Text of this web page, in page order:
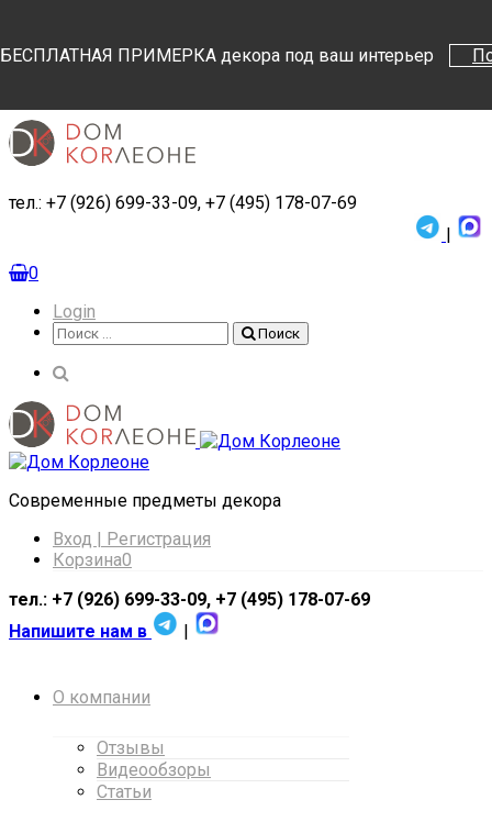
БЕСПЛАТНАЯ ПРИМЕРКА декора под ваш интерьер
тел.: +7 (926) 699-33-09, +7 (495) 178-07-69
|
0
Login
Поиск
Поиск
Cовременные предметы декора
Вход | Регистрация
Корзина0
тел.: +7 (926) 699-33-09, +7 (495) 178-07-69
Напишите нам в
|
О компании
Отзывы
Видеообзоры
Статьи